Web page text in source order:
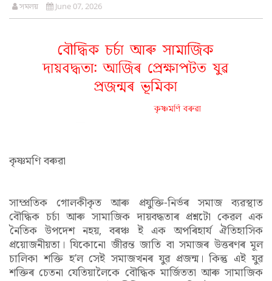
সমলয় June 07, 2026
কৃষ্ণমণি বৰুৱা
সাম্প্ৰতিক গোলকীকৃত আৰু প্ৰযুক্তি-নিৰ্ভৰ সমাজ ব্যৱস্থাত
বৌদ্ধিক চৰ্চা আৰু সামাজিক দায়বদ্ধতাৰ প্ৰশ্নটো কেৱল এক
নৈতিক উপদেশ নহয়, বৰঞ্চ ই এক অপৰিহাৰ্য ঐতিহাসিক
প্ৰয়োজনীয়তা। যিকোনো জীৱন্ত জাতি বা সমাজৰ উত্তৰণৰ মূল
চালিকা শক্তি হ’ল সেই সমাজখনৰ যুৱ প্ৰজন্ম। কিন্তু এই যুৱ
শক্তিৰ চেতনা যেতিয়ালৈকে বৌদ্ধিক মাৰ্জিততা আৰু সামাজিক